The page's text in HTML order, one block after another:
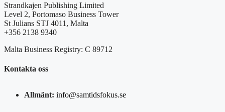
Strandkajen Publishing Limited
Level 2, Portomaso Business Tower
St Julians STJ 4011, Malta
+356 2138 9340
Malta Business Registry: C 89712
Kontakta oss
Allmänt: info@samtidsfokus.se